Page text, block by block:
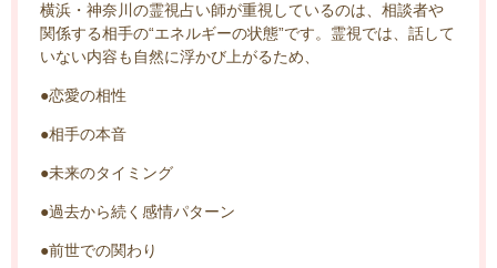
横浜・神奈川の霊視占い師が重視しているのは、相談者や
関係する相手の“エネルギーの状態”です。霊視では、話して
いない内容も自然に浮かび上がるため、
●恋愛の相性
●相手の本音
●未来のタイミング
●過去から続く感情パターン
●前世での関わり